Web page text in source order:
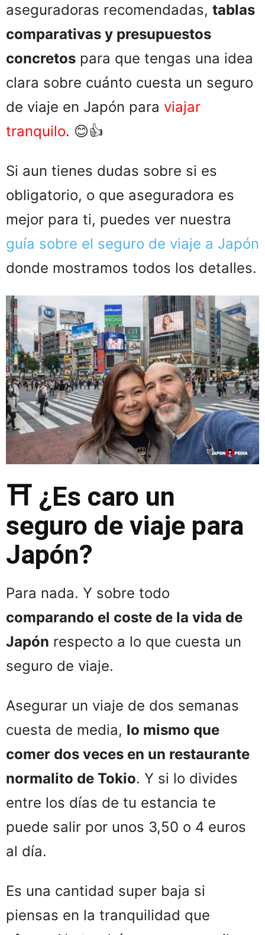
aseguradoras recomendadas, tablas
comparativas y presupuestos
concretos para que tengas una idea
clara sobre cuánto cuesta un seguro
de viaje en Japón para viajar
tranquilo. 😊👍
Si aun tienes dudas sobre si es
obligatorio, o que aseguradora es
mejor para ti, puedes ver nuestra
guía sobre el seguro de viaje a Japón
donde mostramos todos los detalles.
⛩️ ¿Es caro un
seguro de viaje para
Japón?
Para nada. Y sobre todo
comparando el coste de la vida de
Japón respecto a lo que cuesta un
seguro de viaje.
Asegurar un viaje de dos semanas
cuesta de media, lo mismo que
comer dos veces en un restaurante
normalito de Tokio. Y si lo divides
entre los días de tu estancia te
puede salir por unos 3,50 o 4 euros
al día.
Es una cantidad super baja si
piensas en la tranquilidad que